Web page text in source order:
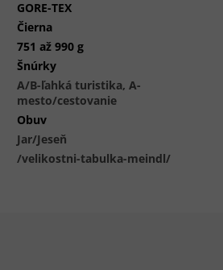
GORE-TEX
Čierna
751 až 990 g
Šnúrky
A/B-ľahká turistika, A-
mesto/cestovanie
Obuv
Jar/Jeseň
/velikostni-tabulka-meindl/